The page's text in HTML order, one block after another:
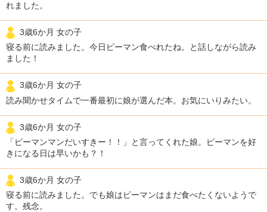
れました。
3歳6か月 女の子
寝る前に読みました。今日ピーマン食べれたね。と話しながら読み
ました！
3歳6か月 女の子
読み聞かせタイムで一番最初に娘が選んだ本。お気にいりみたい。
3歳6か月 女の子
「ピーマンマンだいすきー！！」と言ってくれた娘。ピーマンを好
きになる日は早いかも？！
3歳6か月 女の子
寝る前に読みました。でも娘はピーマンはまだ食べたくないようで
す。残念。